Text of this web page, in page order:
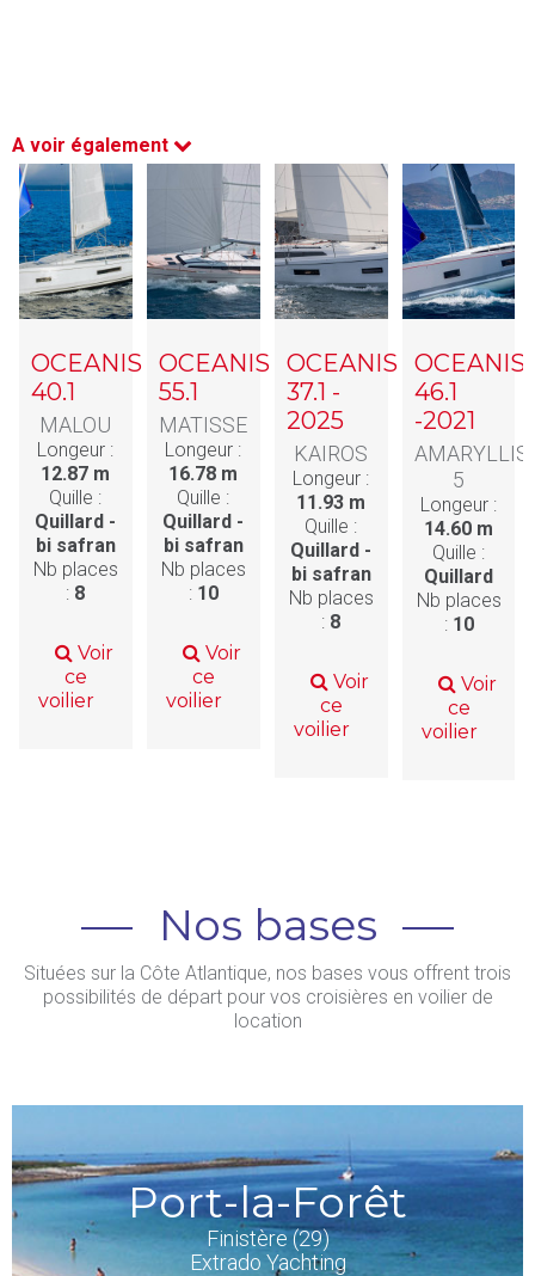
A voir également
OCEANIS
40.1
MALOU
Longeur :
12.87 m
Quille :
Quillard -
bi safran
Nb places
: 8
Voir
ce
voilier
OCEANIS
55.1
MATISSE
Longeur :
16.78 m
Quille :
Quillard -
bi safran
Nb places
: 10
Voir
ce
voilier
OCEANIS
37.1 -
2025
KAIROS
Longeur :
11.93 m
Quille :
Quillard -
bi safran
Nb places
: 8
Voir
ce
voilier
OCEANIS
46.1
-2021
AMARYLLIS
5
Longeur :
14.60 m
Quille :
Quillard
Nb places
: 10
Voir
ce
voilier
Nos bases
Situées sur la Côte Atlantique, nos bases vous offrent trois
possibilités de départ pour vos croisières en voilier de
location
Port-la-Forêt
Finistère (29)
Extrado Yachting